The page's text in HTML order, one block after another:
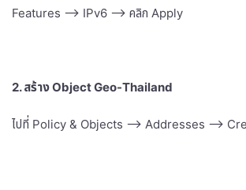
Features –> IPv6 –> คลิก Apply
2. สร้าง Object Geo-Thailand
ไปที่ Policy & Objects –> Addresses –>